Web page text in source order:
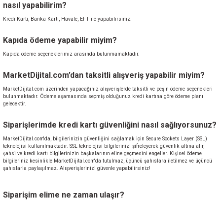
nasıl yapabilirim?
Kredi Kartı, Banka Kartı, Havale, EFT ile yapabilirsiniz.
Kapıda ödeme yapabilir miyim?
Kapıda ödeme seçeneklerimiz arasında bulunmamaktadır.
MarketDijital.com’dan taksitli alışveriş yapabilir miyim?
MarketDijital.com üzerinden yapacağınız alışverişlerde taksitli ve peşin ödeme seçenekleri
bulunmaktadır. Ödeme aşamasında seçmiş olduğunuz kredi kartına göre ödeme planı
gelecektir.
Siparişlerimde kredi kartı güvenliğini nasıl sağlıyorsunuz?
MarketDijital.com'da, bilgilerinizin güvenliğini sağlamak için Secure Sockets Layer (SSL)
teknolojisi kullanılmaktadır. SSL teknolojisi bilgilerinizi şifreleyerek güvenlik altına alır,
şahsi ve kredi kartı bilgilerinizin başkalarının eline geçmesini engeller. Kişisel ödeme
bilgileriniz kesinlikle MarketDijital.com'da tutulmaz, üçüncü şahıslara iletilmez ve üçüncü
şahıslarla paylaşılmaz. Alışverişlerinizi güvenle yapabilirsiniz!
Siparişim elime ne zaman ulaşır?